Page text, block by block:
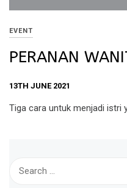
EVENT
PERANAN
13TH JUNE 2021
Tiga cara untuk menjadi istri
Search